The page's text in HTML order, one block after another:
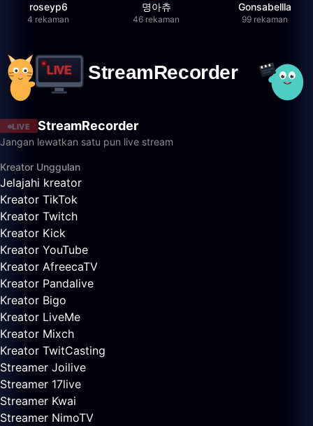
roseyp6
4 rekaman
명아츄
46 rekaman
Gonsabellla
99 rekaman
LIVE StreamRecorder
Jangan lewatkan satu pun live stream
Kreator Unggulan
Jelajahi kreator
Kreator TikTok
Kreator Twitch
Kreator Kick
Kreator YouTube
Kreator AfreecaTV
Kreator Pandalive
Kreator Bigo
Kreator LiveMe
Kreator Mixch
Kreator TwitCasting
Streamer Joilive
Streamer 17live
Streamer Kwai
Streamer NimoTV